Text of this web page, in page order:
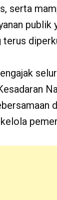
serta
publik
terus